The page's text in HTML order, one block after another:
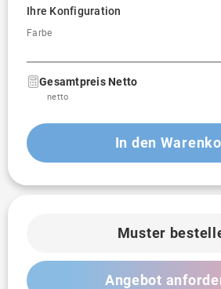
Ihre Konfiguration
Farbe
Gesamtpreis Netto
netto
In den
Muster
Angebot